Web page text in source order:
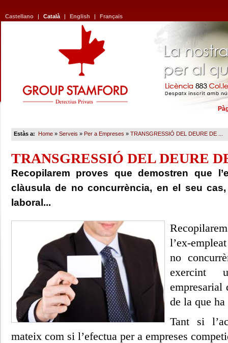
Castellano | Català | English | Français
Estàs a: Home» Serveis » Per a Empreses » TRANSGRESSIÓ DEL DEURE DE ...
TRANSGRESSIÓ DEL DEURE
Recopilarem proves que demostren que
clàusula de no concurrència, en el seu
laboral...
l’ex-
no
exercint
empresarial
de la que
Tant si
mateix com si l’efectua per a empreses